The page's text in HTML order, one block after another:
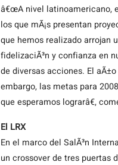
â€œA nivel latinoamericano,
los que mÃ¡s presentan
que hemos realizado arrojan
fidelizaciÃ³n y confianza en
de diversas acciones. El
embargo, las metas para
que esperamos lograrâ€,
El LRX
En el marco del SalÃ³n
un crossover de tres puertas